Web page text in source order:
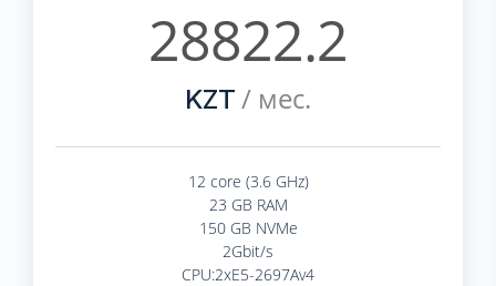
28822.2
KZT / мес.
12 core (3.6 GHz)
23 GB RAM
150 GB NVMe
2Gbit/s
CPU:2xE5-2697Av4